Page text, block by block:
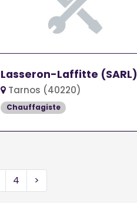
Lasseron-Laffitte (SARL)
Tarnos (40220)
Chauffagiste
4 >